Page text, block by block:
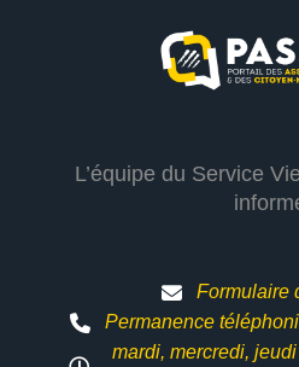
L’équipe du Service
Formulaire
Permanence
mardi, mercredi,